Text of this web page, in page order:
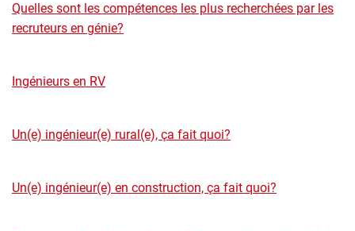
Quelles sont les compétences les plus recherchées par les
recruteurs en génie?
Ingénieurs en RV
Un(e) ingénieur(e) rural(e), ça fait quoi?
Un(e) ingénieur(e) en construction, ça fait quoi?